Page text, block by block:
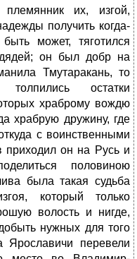
их, изгой,
получить когда-
может, тяготился
он был добр на
Тмутаракань, то
остатки
храброму вождю
храбрую дружину, где
с воинственными
приходил он на Русь и
половиною
была такая судьба
который только
волость и нигде,
нужных для того
Ярославичи перевели